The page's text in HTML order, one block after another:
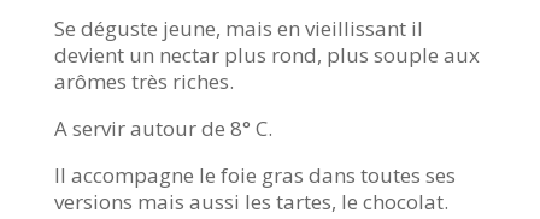
Se déguste jeune, mais en vieillissant il
devient un nectar plus rond, plus souple aux
arômes très riches.
A servir autour de 8° C.
Il accompagne le foie gras dans toutes ses
versions mais aussi les tartes, le chocolat.